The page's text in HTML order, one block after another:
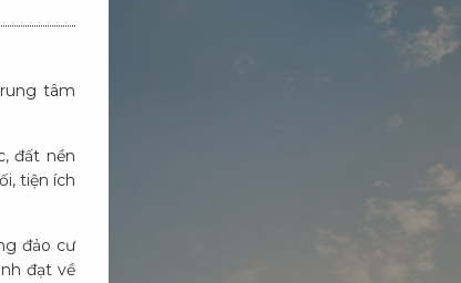
tâm
đất nền
tiện ích
đảo cư
đạt về